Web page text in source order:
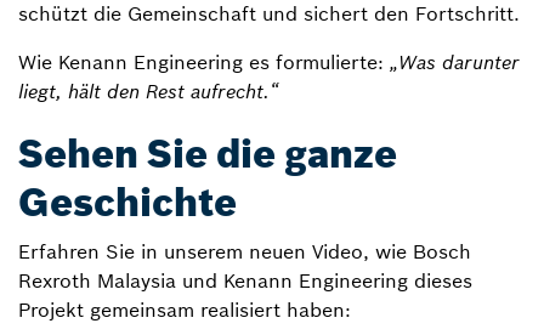
schützt die Gemeinschaft und sichert den Fortschritt.
Wie Kenann Engineering es formulierte: „Was darunter
liegt, hält den Rest aufrecht.“
Sehen Sie die ganze
Geschichte
Erfahren Sie in unserem neuen Video, wie Bosch
Rexroth Malaysia und Kenann Engineering dieses
Projekt gemeinsam realisiert haben: